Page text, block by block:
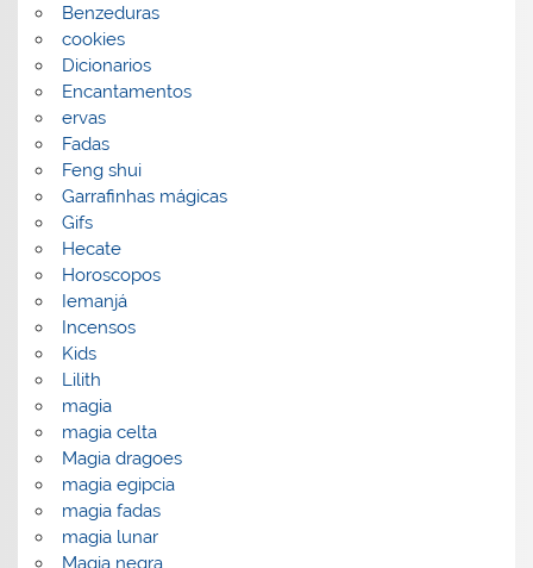
Benzeduras
cookies
Dicionarios
Encantamentos
ervas
Fadas
Feng shui
Garrafinhas mágicas
Gifs
Hecate
Horoscopos
Iemanjá
Incensos
Kids
Lilith
magia
magia celta
Magia dragoes
magia egipcia
magia fadas
magia lunar
Magia negra